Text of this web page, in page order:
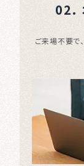
02.
ご来場不要で